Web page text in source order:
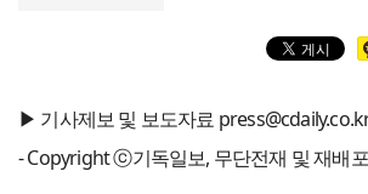
▶ 기사제보 및 보도자료
- Copyright ⓒ기독일보, 무단전재 및 재배